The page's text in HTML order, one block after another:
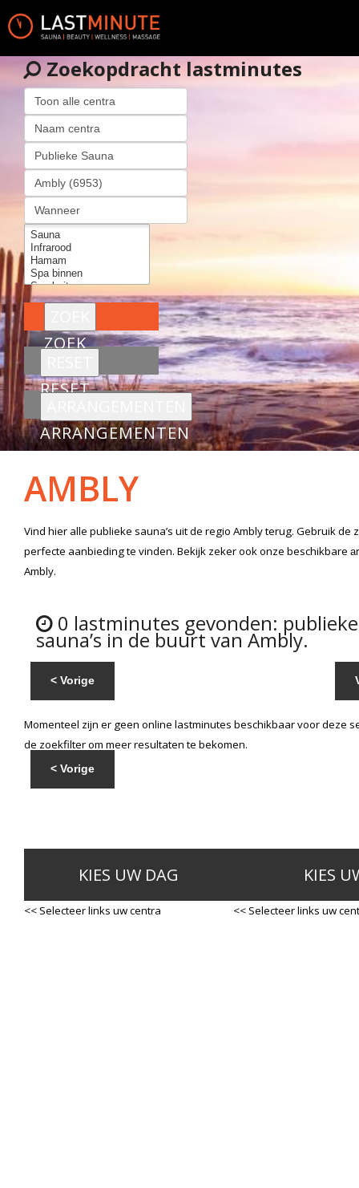
Zoekopdracht lastminutes
ZOEK
RESET
ARRANGEMENTEN
AMBLY
Vind hier alle publieke sauna’s uit de regio Amblyterug. Gebruik de
perfecte aanbieding te vinden. Bekijk zeker ook onze beschikbare
Ambly.
0 lastminutes gevonden: publieke
sauna’s in de buurt van Ambly.
< Vorige
Momenteel zijn er geen online lastminutes beschikbaar voor deze
de zoekfilter om meer resultaten te bekomen.
< Vorige
KIES UW DAG
<< Selecteer links uw centra
KIES
<< Selecteer links uw